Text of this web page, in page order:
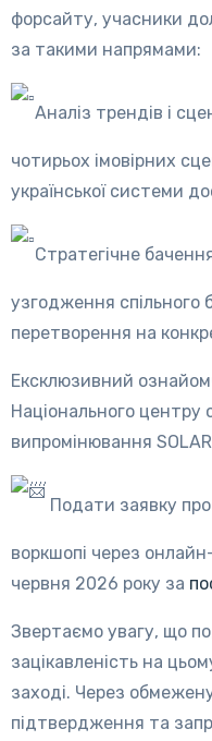
форсайту, учасники
за такими напрямами:
Аналіз трендів і
чотирьох імовірних
української системи
Стратегічне
узгодження спільного
перетворення на
Ексклюзивний
Національного центру
випромінювання
Подати заявку
воркшопі через
червня 2026 року за
Звертаємо увагу, що
зацікавленість на
заході. Через обмежену
підтвердження та